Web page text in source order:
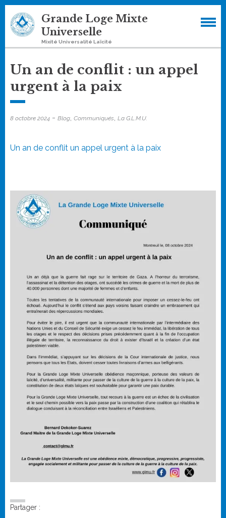
Skip
to
content
Grande Loge Mixte
Universelle
Mixité Universalité Laïcité
Un an de conflit : un appel
urgent à la paix
8 octobre 2024 - Blog, Communiqués, La G.L.M.U.
Un an de conflit un appel urgent à la paix
Partager :